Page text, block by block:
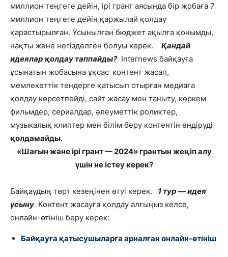
миллион теңгеге дейін, ірі грант аясында бір жобаға 7
миллион теңгеге дейін қаржылай қолдау
қарастырылған. Ұсынылған бюджет ақылға қонымды,
нақты және негізделген болуы керек.
Қандай
идеялар қолдау таппайды? Internews байқауға
ұсынатын жобасына ұқсас контент жасап,
мемлекеттік тендерге қатысып отырған медиаға
қолдау көрсетпейді, сайт жасау мен таныту, көркем
фильмдер, сериалдар, әлеуметтік роликтер,
музыкалық клиптер мен білім беру контентін өндіруді
қолдамайды.
«Шағын және ірі грант — 2024» грантын жеңіп алу
үшін не істеу керек?
Байқаудың төрт кезеңінен өтуі керек.
1 тур — идея
ұсыну Контент жасауға қолдау алғыңыз келсе,
онлайн-өтініш беру керек:
Байқауға қатысушыларға арналған онлайн-өтініш